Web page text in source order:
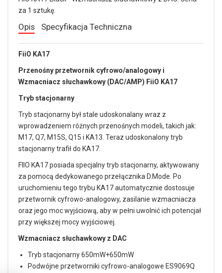
za 1 sztukę.
Opis Specyfikacja Techniczna
FiiO KA17
Przenośny przetwornik cyfrowo/analogowy i
Wzmacniacz słuchawkowy (DAC/AMP) FiiO KA17
Tryb stacjonarny
Tryb stacjonarny był stale udoskonalany wraz z
wprowadzeniem różnych przenośnych modeli, takich jak:
M17, Q7, M15S, Q15 i KA13. Teraz udoskonalony tryb
stacjonarny trafił do KA17.
FIIO KA17 posiada specjalny tryb stacjonarny, aktywowany
za pomocą dedykowanego przełącznika D.Mode. Po
uruchomieniu tego trybu KA17 automatycznie dostosuje
przetwornik cyfrowo-analogowy, zasilanie wzmacniacza
oraz jego moc wyjściową, aby w pełni uwolnić ich potencjał
przy większej mocy wyjściowej.
Wzmacniacz słuchawkowy z DAC
Tryb stacjonarny 650mW+650mW
Podwójne przetworniki cyfrowo-analogowe ES9069Q